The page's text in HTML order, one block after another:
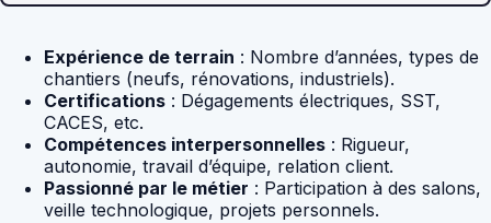
Expérience de terrain : Nombre d’années, types de
chantiers (neufs, rénovations, industriels).
Certifications : Dégagements électriques, SST,
CACES, etc.
Compétences interpersonnelles : Rigueur,
autonomie, travail d’équipe, relation client.
Passionné par le métier : Participation à des salons,
veille technologique, projets personnels.